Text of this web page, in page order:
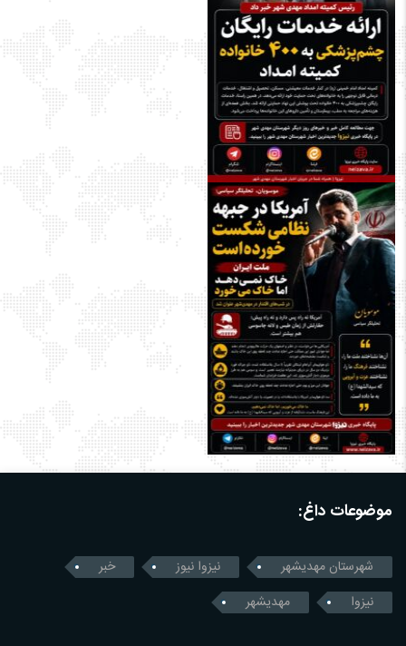
موضوعات داغ:
شهرستان مهدیشهر نیزوا نیوز
خبر
نیزوا
مهدیشهر